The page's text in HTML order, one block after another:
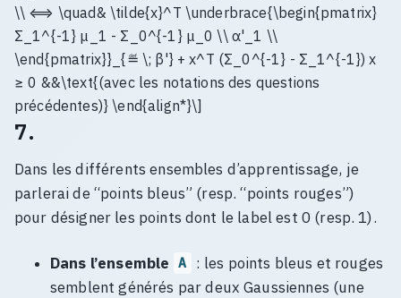
\\ ⟺ \quad& \tilde{x}^T \underbrace{\begin{pmatrix}
Σ_1^{-1} μ_1 - Σ_0^{-1} μ_0 \\ α'_1 \\
\end{pmatrix}}_{≝ \; β'} + x^T (Σ_0^{-1} - Σ_1^{-1}) x
≥ 0 &&\text{(avec les notations des questions
précédentes)} \end{align*}\]
7.
Dans les différents ensembles d’apprentissage, je
parlerai de “points bleus” (resp. “points rouges”)
pour désigner les points dont le label est 0 (resp. 1).
Dans l’ensemble A
: les points bleus et rouges
semblent générés par deux Gaussiennes (une